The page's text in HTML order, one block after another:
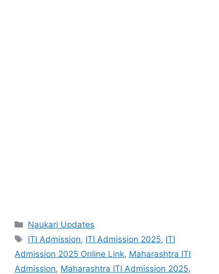
Categories
Naukari Updates
Tags
ITI Admission, ITI Admission 2025, ITI
Admission 2025 Online Link, Maharashtra ITI
Admission, Maharashtra ITI Admission 2025,